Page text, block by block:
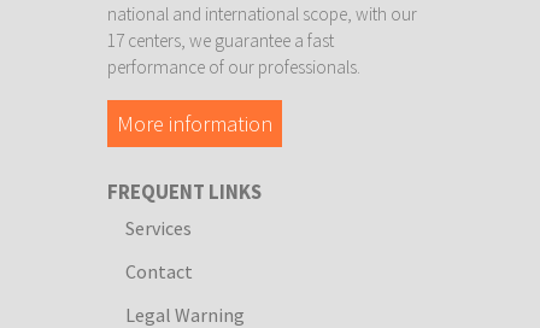
national and international scope, with our
17 centers, we guarantee a fast
performance of our professionals.
More information
FREQUENT LINKS
Services
Contact
Legal Warning